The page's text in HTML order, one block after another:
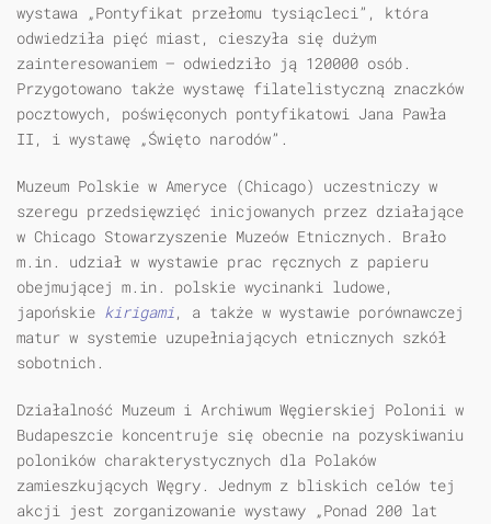
wystawa „Pontyfikat przełomu tysiącleci”, która
odwiedziła pięć miast, cieszyła się dużym
zainteresowaniem — odwiedziło ją 120000 osób.
Przygotowano także wystawę filatelistyczną znaczków
pocztowych, poświęconych pontyfikatowi Jana Pawła
II, i wystawę „Święto narodów”.
Muzeum Polskie w Ameryce (Chicago) uczestniczy w
szeregu przedsięwzięć inicjowanych przez działające
w Chicago Stowarzyszenie Muzeów Etnicznych. Brało
m.in. udział w wystawie prac ręcznych z papieru
obejmującej m.in. polskie wycinanki ludowe,
japońskie kirigami, a także w wystawie porównawczej
matur w systemie uzupełniających etnicznych szkół
sobotnich.
Działalność Muzeum i Archiwum Węgierskiej Polonii w
Budapeszcie koncentruje się obecnie na pozyskiwaniu
poloników charakterystycznych dla Polaków
zamieszkujących Węgry. Jednym z bliskich celów tej
akcji jest zorganizowanie wystawy „Ponad 200 lat